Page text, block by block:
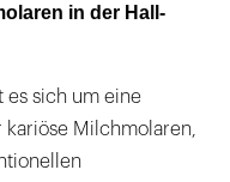
in der Hall-
es sich um eine
Milchmolaren,